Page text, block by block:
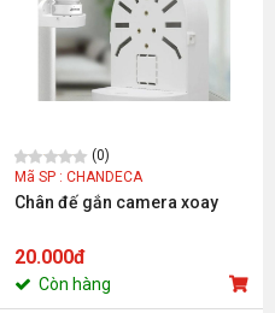
(0)
Mã SP : CHANDECA
Chân đế gắn camera xoay
20.000đ
Còn hàng